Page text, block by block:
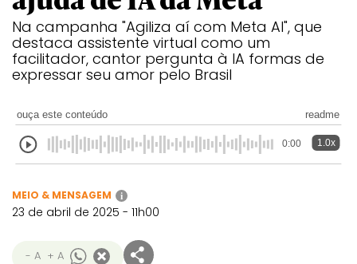
Na campanha "Agiliza aí com Meta AI", que
destaca assistente virtual como um
facilitador, cantor pergunta à IA formas de
expressar seu amor pelo Brasil
ouça este conteúdo readme
0:00 1.0x
MEIO & MENSAGEM i
23 de abril de 2025 - 11h00
- A + A